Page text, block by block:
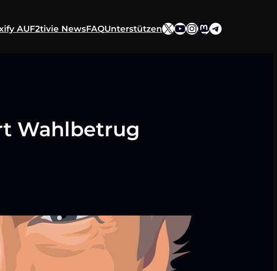
AUF2tivie NewsFAQUnterstützenX YouTube
Instagram
Mastodon
Telegram
Wahlbetrug